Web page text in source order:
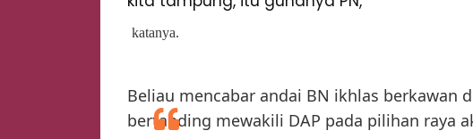
katanya.
Beliau mencabar andai BN ikhlas berkawan
bertanding mewakili DAP pada pilihan raya